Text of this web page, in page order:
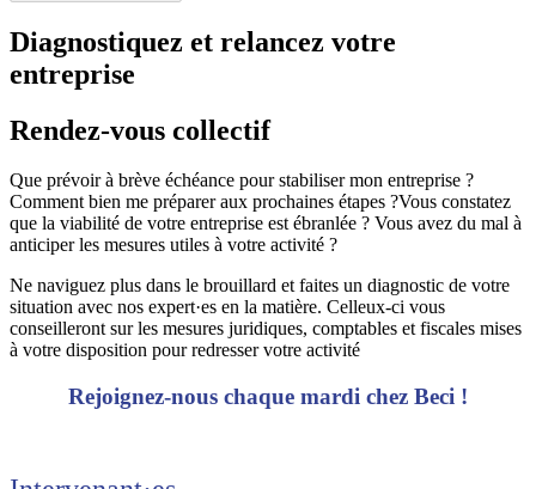
Diagnostiquez et relancez votre
entreprise
Rendez-vous collectif
Que prévoir à brève échéance pour stabiliser mon entreprise ?
Comment bien me préparer aux prochaines étapes ?Vous constatez
que la viabilité de votre entreprise est ébranlée ? Vous avez du mal à
anticiper les mesures utiles à votre activité ?
Ne naviguez plus dans le brouillard et faites un diagnostic de votre
situation avec nos expert·es en la matière. Celleux-ci vous
conseilleront sur les mesures juridiques, comptables et fiscales mises
à votre disposition pour redresser votre activité
Rejoignez-nous chaque mardi chez Beci !